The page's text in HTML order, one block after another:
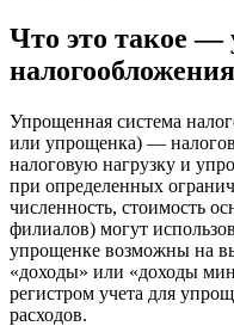
Что это такое —
налогообложения
Упрощенная система
или упрощенка) —
налоговую нагрузку и
при определенных
численность, стоимость
филиалов) могут
упрощенке возможны на
«доходы» или «доходы
регистром учета для
расходов.